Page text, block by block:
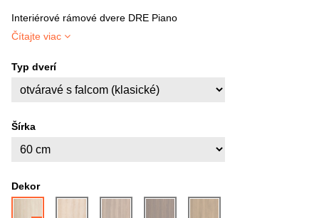
Interiérové rámové dvere DRE Piano
Čítajte viac
Typ dverí
Šírka
Dekor